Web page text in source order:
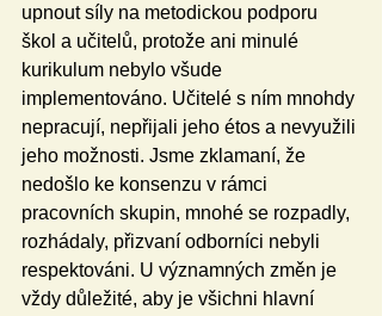
upnout síly na metodickou podporu
škol a učitelů, protože ani minulé
kurikulum nebylo všude
implementováno. Učitelé s ním mnohdy
nepracují, nepřijali jeho étos a nevyužili
jeho možnosti. Jsme zklamaní, že
nedošlo ke konsenzu v rámci
pracovních skupin, mnohé se rozpadly,
rozhádaly, přizvaní odborníci nebyli
respektováni. U významných změn je
vždy důležité, aby je všichni hlavní